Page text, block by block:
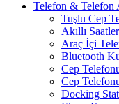
Telefon & Telefon
Tuşlu Cep
Akıllı Saatler
Araç İçi
Bluetooth
Cep
Cep
Docking